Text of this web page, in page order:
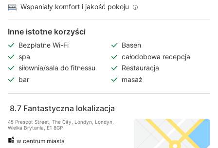
Wspaniały komfort i jakość pokoju
Inne istotne korzyści
Bezpłatne Wi-Fi
Basen
spa
całodobowa recepcja
siłownia/sala do fitnessu
Restauracja
bar
masaż
8.7 Fantastyczna lokalizacja
45 Prescot Street, The City, Londyn, Londyn,
Wielka Brytania, E1 8GP
w centrum miasta